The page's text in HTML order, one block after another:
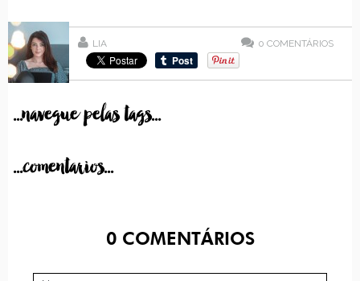
LIA 0 COMENTÁRIOS
...navegue pelas tags...
...comentarios...
0COMENTÁRIOS